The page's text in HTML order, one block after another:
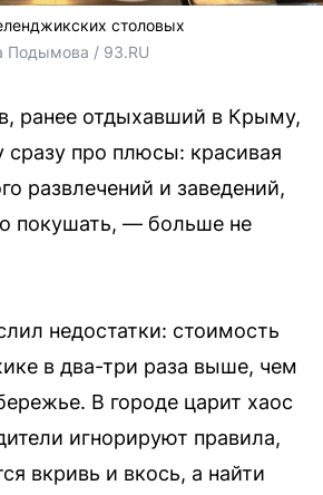
столовых
Подымова / 93.RU
ранее отдыхавший в Крыму,
про плюсы: красивая
развлечений и заведений,
покушать, — больше не
недостатки: стоимость
в два-три раза выше, чем
В городе царит хаос
игнорируют правила,
вкривь и вкось, а найти